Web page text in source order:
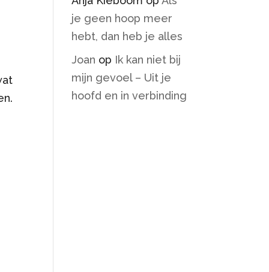
je geen hoop meer
hebt, dan heb je alles
Joan op Ik kan niet bij
mijn gevoel – Uit je
hoofd en in verbinding